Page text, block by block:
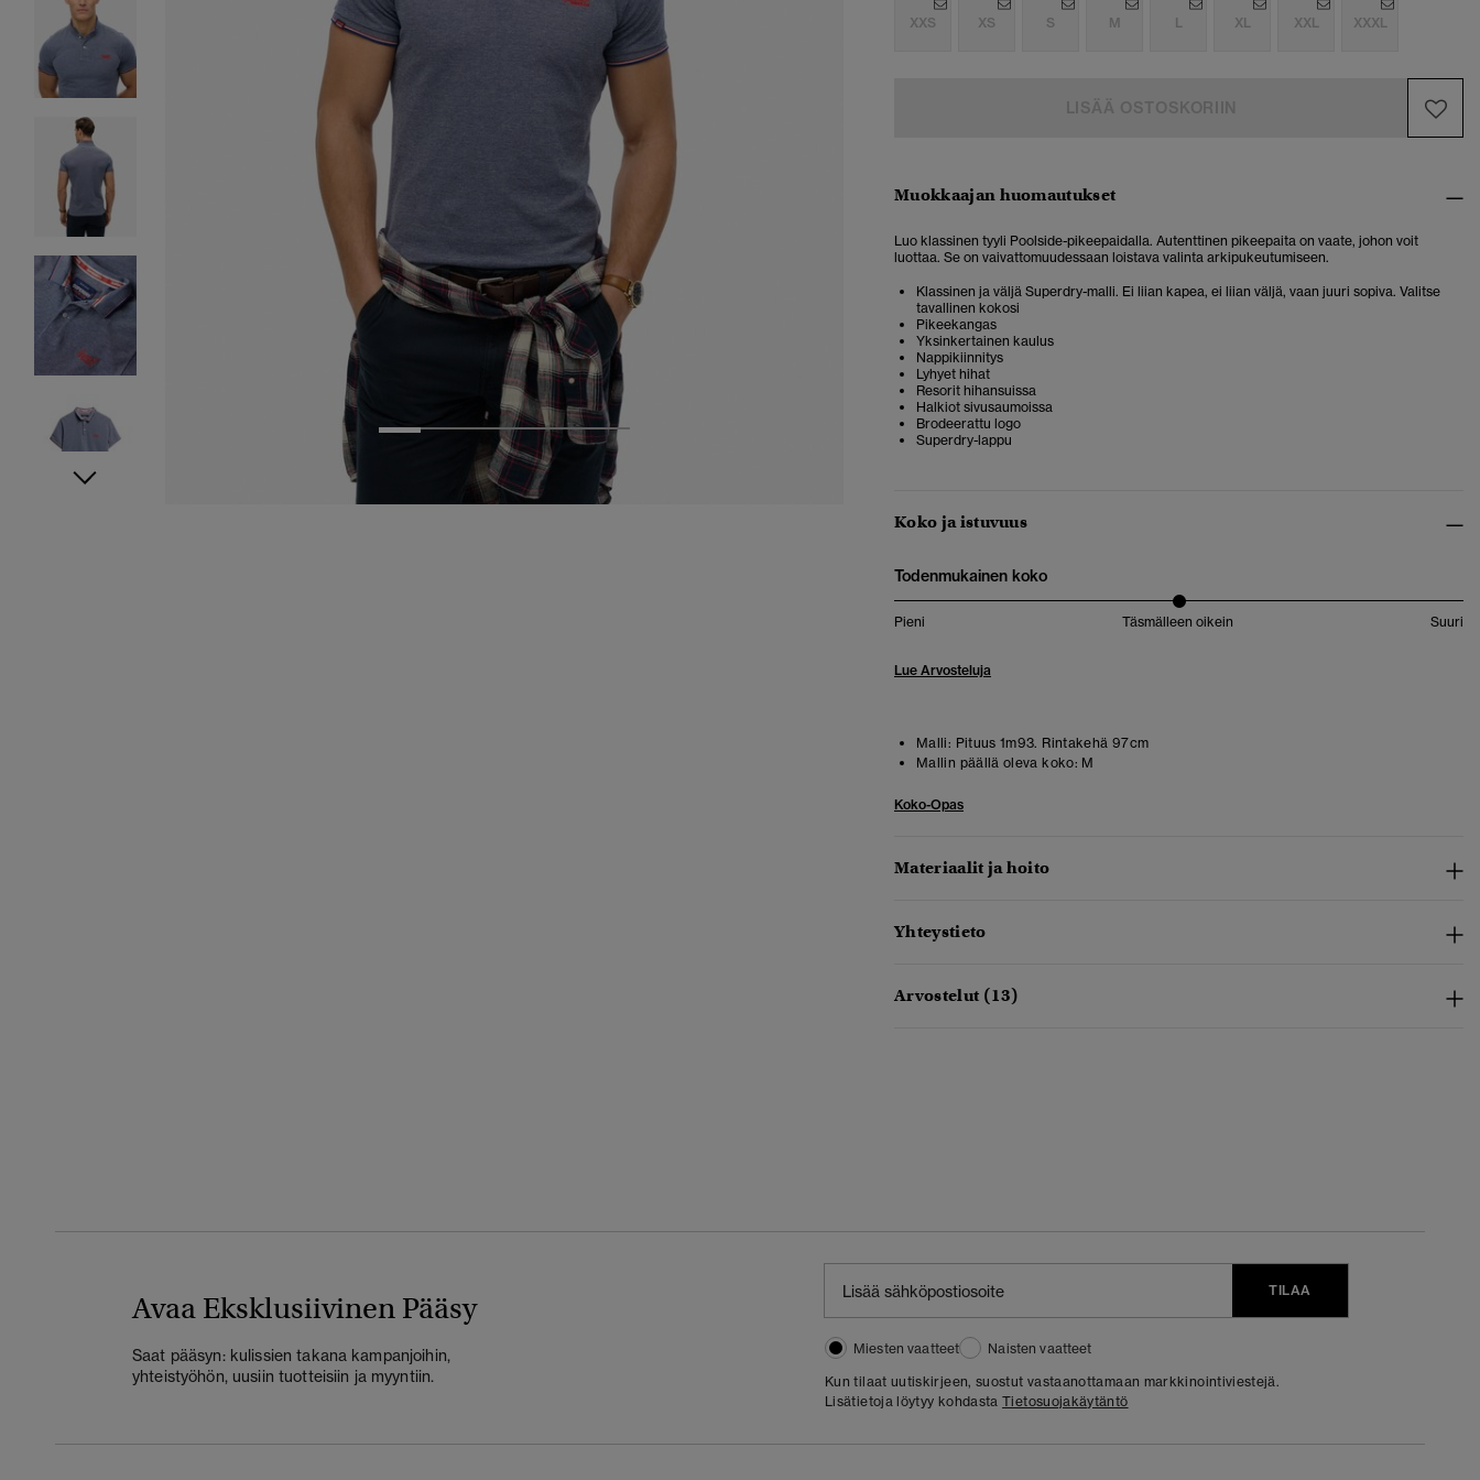
5 6
XXS XS S M L XL XXL XXXL
Muokkaajan huomautukset
Luo klassinen tyyli Poolside-pikeepaidalla. Autenttinen pikeepaita on vaate, johon voit
luottaa. Se on vaivattomuudessaan loistava valinta arkipukeutumiseen.
Klassinen ja väljä Superdry-malli. Ei liian kapea, ei liian väljä, vaan juuri sopiva. Valitse
tavallinen kokosi
Pikeekangas
Yksinkertainen kaulus
Nappikiinnitys
Lyhyet hihat
Resorit hihansuissa
Halkiot sivusaumoissa
Brodeerattu logo
Superdry-lappu
Koko ja istuvuus
Todenmukainen koko
Pieni Täsmälleen oikein Suuri
Lue Arvosteluja
Malli: Pituus 1m93. Rintakehä 97cm
Mallin päällä oleva koko: M
Koko-Opas
Materiaalit ja hoito
Yhteystieto
Arvostelut (13)
Avaa Eksklusiivinen Pääsy
Saat pääsyn: kulissien takana kampanjoihin,
yhteistyöhön, uusiin tuotteisiin ja myyntiin.
TILAA
Miesten vaatteet
Naisten vaatteet
Kun tilaat uutiskirjeen, suostut vastaanottamaan markkinointiviestejä.
Lisätietoja löytyy kohdastaTietosuojakäytäntö